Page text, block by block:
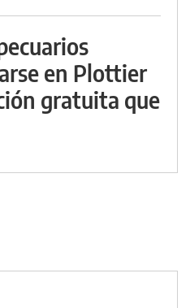
en Plottier
gratuita que